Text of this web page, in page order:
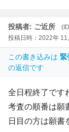
投稿者: ご近所
投稿日時：2022年
この書き込みは 緊
の返信です
全日程終了です
考査の順番は願
日目の方は願書